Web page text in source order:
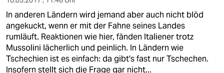
In anderen Ländern wird jemand aber auch nicht blöd
angekuckt, wenn er mit der Fahne seines Landes
rumläuft. Reaktionen wie hier, fänden Italiener trotz
Mussolini lächerlich und peinlich. In Ländern wie
Tschechien ist es einfach: da gibt's fast nur Tschechen.
Insofern stellt sich die Frage gar nicht...